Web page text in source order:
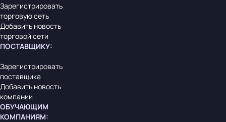
Зарегистрировать
торговую сеть
Добавить новость
торговой сети
ПОСТАВЩИКУ:
Зарегистрировать
поставщика
Добавить новость
компании
ОБУЧАЮЩИМ
КОМПАНИЯМ: